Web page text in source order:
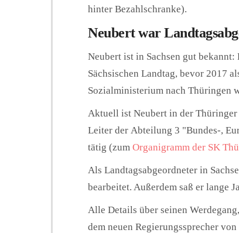
hinter Bezahlschranke).
Neubert war
Neubert ist in Sachsen gut
Sächsischen Landtag, bevor 2017
Sozialministerium nach Thüringen
Aktuell ist Neubert in der
Leiter der Abteilung 3 "Bundes-,
tätig (zum Organigramm der SK
Als Landtagsabgeordneter in
bearbeitet. Außerdem saß er lange
Alle Details über seinen
dem neuen Regierungssprecher